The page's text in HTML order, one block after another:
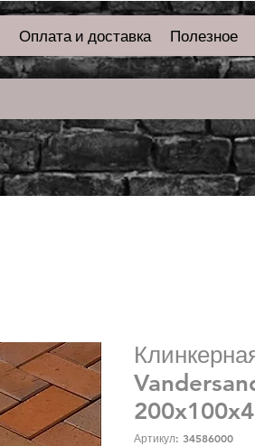
Оплата и доставка Полезное
Артикул: 34586000